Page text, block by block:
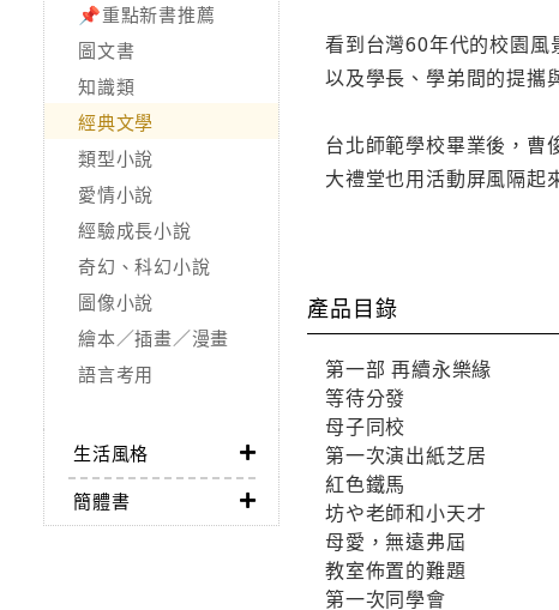
📌重點新書推薦
圖文書
知識類
經典文學
類型小說
愛情小說
經驗成長小說
奇幻、科幻小說
圖像小說
繪本／插畫／漫畫
語言考用
生活風格
簡體書
看到台灣60年代的校園風
以及學長、學弟間的提攜
台北師範學校畢業後，曹
大禮堂也用活動屏風隔起
產品目錄
第一部 再續永樂緣
等待分發
母子同校
第一次演出紙芝居
紅色鐵馬
坊や老師和小天才
母愛，無遠弗屆
教室佈置的難題
第一次同學會